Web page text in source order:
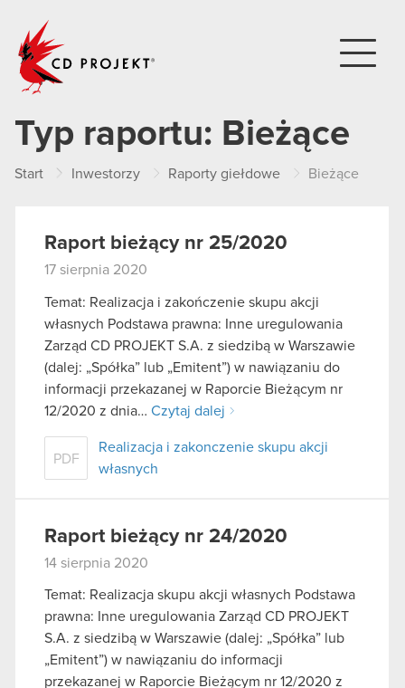
Typ raportu: Bieżące
Start Inwestorzy Raporty giełdowe Bieżące
Raport bieżący nr 25/2020
17 sierpnia 2020
Temat: Realizacja i zakończenie skupu akcji
własnych Podstawa prawna: Inne uregulowania
Zarząd CD PROJEKT S.A. z siedzibą w Warszawie
(dalej: „Spółka” lub „Emitent”) w nawiązaniu do
informacji przekazanej w Raporcie Bieżącym nr
12/2020 z dnia… Czytaj dalej
PDF
Realizacja i zakonczenie skupu akcji
własnych
Raport bieżący nr 24/2020
14 sierpnia 2020
Temat: Realizacja skupu akcji własnych Podstawa
prawna: Inne uregulowania Zarząd CD PROJEKT
S.A. z siedzibą w Warszawie (dalej: „Spółka” lub
„Emitent”) w nawiązaniu do informacji
przekazanej w Raporcie Bieżącym nr 12/2020 z